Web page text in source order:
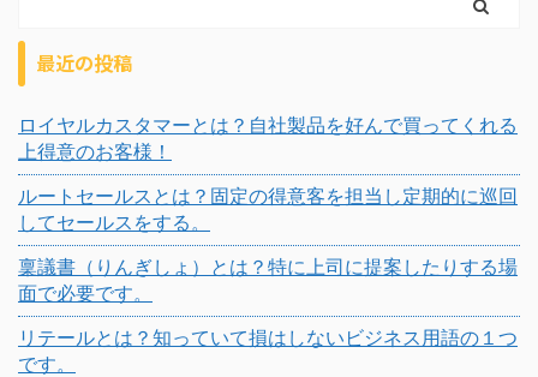
最近の投稿
ロイヤルカスタマーとは？自社製品を好んで買ってくれる
上得意のお客様！
ルートセールスとは？固定の得意客を担当し定期的に巡回
してセールスをする。
稟議書（りんぎしょ）とは？特に上司に提案したりする場
面で必要です。
リテールとは？知っていて損はしないビジネス用語の１つ
です。